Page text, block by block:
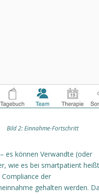
Bild 2: Einnahme-Fortschritt
es können Verwandte (oder
wie es bei smartpatient
der
gehalten werden.